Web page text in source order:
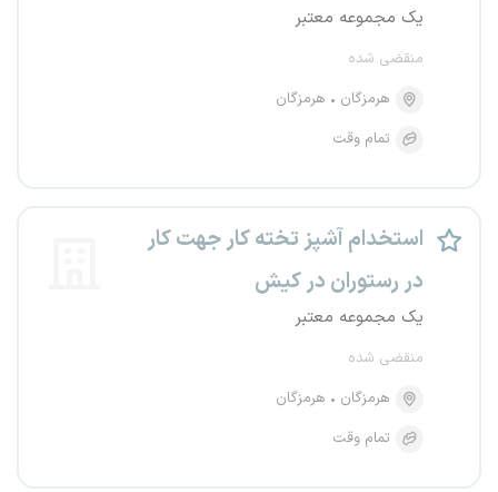
یک مجموعه معتبر
منقضی شده
هرمزگان
هرمزگان
تمام وقت
استخدام آشپز تخته کار جهت کار
در رستوران در کیش
یک مجموعه معتبر
منقضی شده
هرمزگان
هرمزگان
تمام وقت